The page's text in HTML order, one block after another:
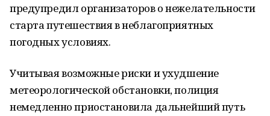
предупредил организаторов о нежелательности
старта путешествия в неблагоприятных
погодных условиях.
Учитывая возможные риски и ухудшение
метеорологической обстановки, полиция
немедленно приостановила дальнейший путь